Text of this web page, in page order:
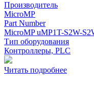
Производитель
MicroMP
Part Number
MicroMP uMP1T-S2W-
Тип оборудования
Контроллеры, PLC
Читать подробнее